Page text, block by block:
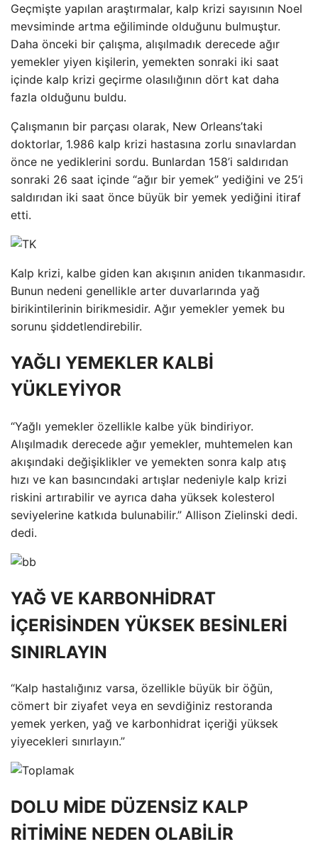
Geçmişte yapılan araştırmalar, kalp krizi sayısının Noel
mevsiminde artma eğiliminde olduğunu bulmuştur.
Daha önceki bir çalışma, alışılmadık derecede ağır
yemekler yiyen kişilerin, yemekten sonraki iki saat
içinde kalp krizi geçirme olasılığının dört kat daha
fazla olduğunu buldu.
Çalışmanın bir parçası olarak, New Orleans’taki
doktorlar, 1.986 kalp krizi hastasına zorlu sınavlardan
önce ne yediklerini sordu. Bunlardan 158’i saldırıdan
sonraki 26 saat içinde “ağır bir yemek” yediğini ve 25’i
saldırıdan iki saat önce büyük bir yemek yediğini itiraf
etti.
Kalp krizi, kalbe giden kan akışının aniden tıkanmasıdır.
Bunun nedeni genellikle arter duvarlarında yağ
birikintilerinin birikmesidir. Ağır yemekler yemek bu
sorunu şiddetlendirebilir.
YAĞLI YEMEKLER KALBİ
YÜKLEYİYOR
“Yağlı yemekler özellikle kalbe yük bindiriyor.
Alışılmadık derecede ağır yemekler, muhtemelen kan
akışındaki değişiklikler ve yemekten sonra kalp atış
hızı ve kan basıncındaki artışlar nedeniyle kalp krizi
riskini artırabilir ve ayrıca daha yüksek kolesterol
seviyelerine katkıda bulunabilir.” Allison Zielinski dedi.
dedi.
YAĞ VE KARBONHİDRAT
İÇERİSİNDEN YÜKSEK BESİNLERİ
SINIRLAYIN
“Kalp hastalığınız varsa, özellikle büyük bir öğün,
cömert bir ziyafet veya en sevdiğiniz restoranda
yemek yerken, yağ ve karbonhidrat içeriği yüksek
yiyecekleri sınırlayın.”
DOLU MİDE DÜZENSİZ KALP
RİTİMİNE NEDEN OLABİLİR